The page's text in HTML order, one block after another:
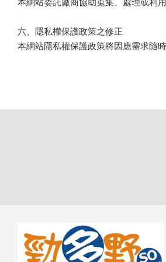
本網站委託廠商協助蒐集、處理或利
六、隱私權保護政策之修正
本網站隱私權保護政策將因應需求隨